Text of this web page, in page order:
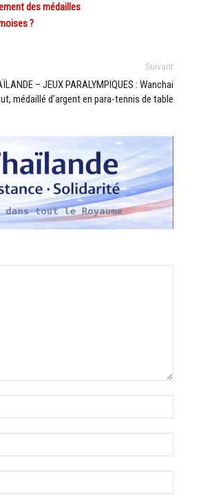
des médailles
?
Suivant
– JEUX PARALYMPIQUES : Wanchai
médaillé d’argent en para-tennis de table